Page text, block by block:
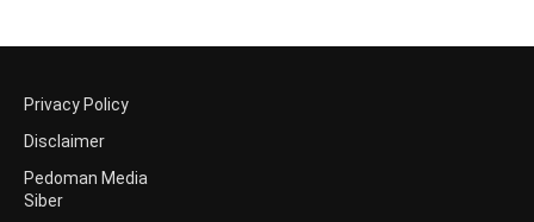
Privacy Policy
Disclaimer
Pedoman Media
Siber